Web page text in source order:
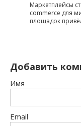
Маркетплейсы
commerce для
площадок
Добавить
Имя
Email